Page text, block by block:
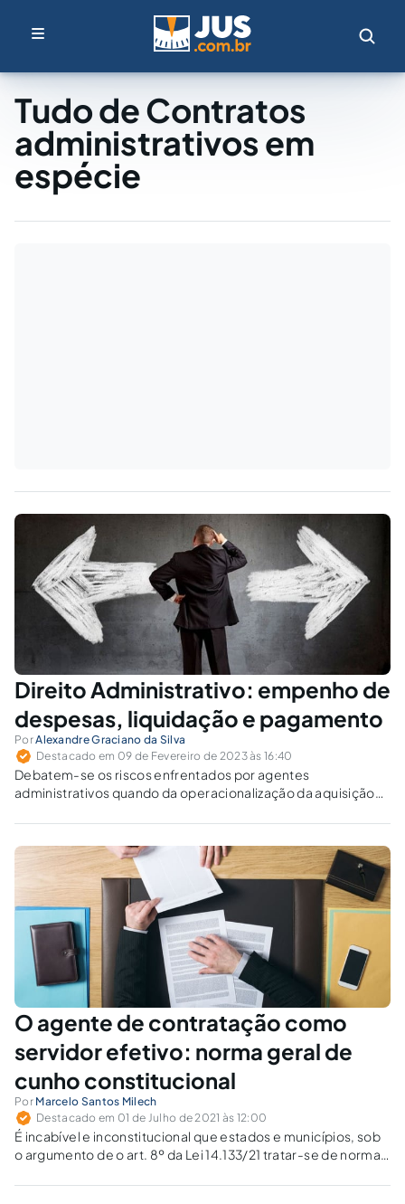
Tudo de Contratos
administrativos em
espécie
Direito Administrativo: empenho de
despesas, liquidação e pagamento
PorAlexandre Graciano da Silva
Destacado em 09 de Fevereiro de 2023 às 16:40
Debatem-se os riscos enfrentados por agentes
administrativos quando da operacionalização da aquisição
tempos de ampla transparência dos atos públicos.
O agente de contratação como
servidor efetivo: norma geral de
cunho constitucional
Por Marcelo Santos Milech
Destacado em 01 de Julho de 2021 às 12:00
É incabível e inconstitucional que estados e municípios, sob
o argumento de o art. 8º da Lei 14.133/21 tratar-se de norma
possibilitando cargos comissionados e/ou temporários para